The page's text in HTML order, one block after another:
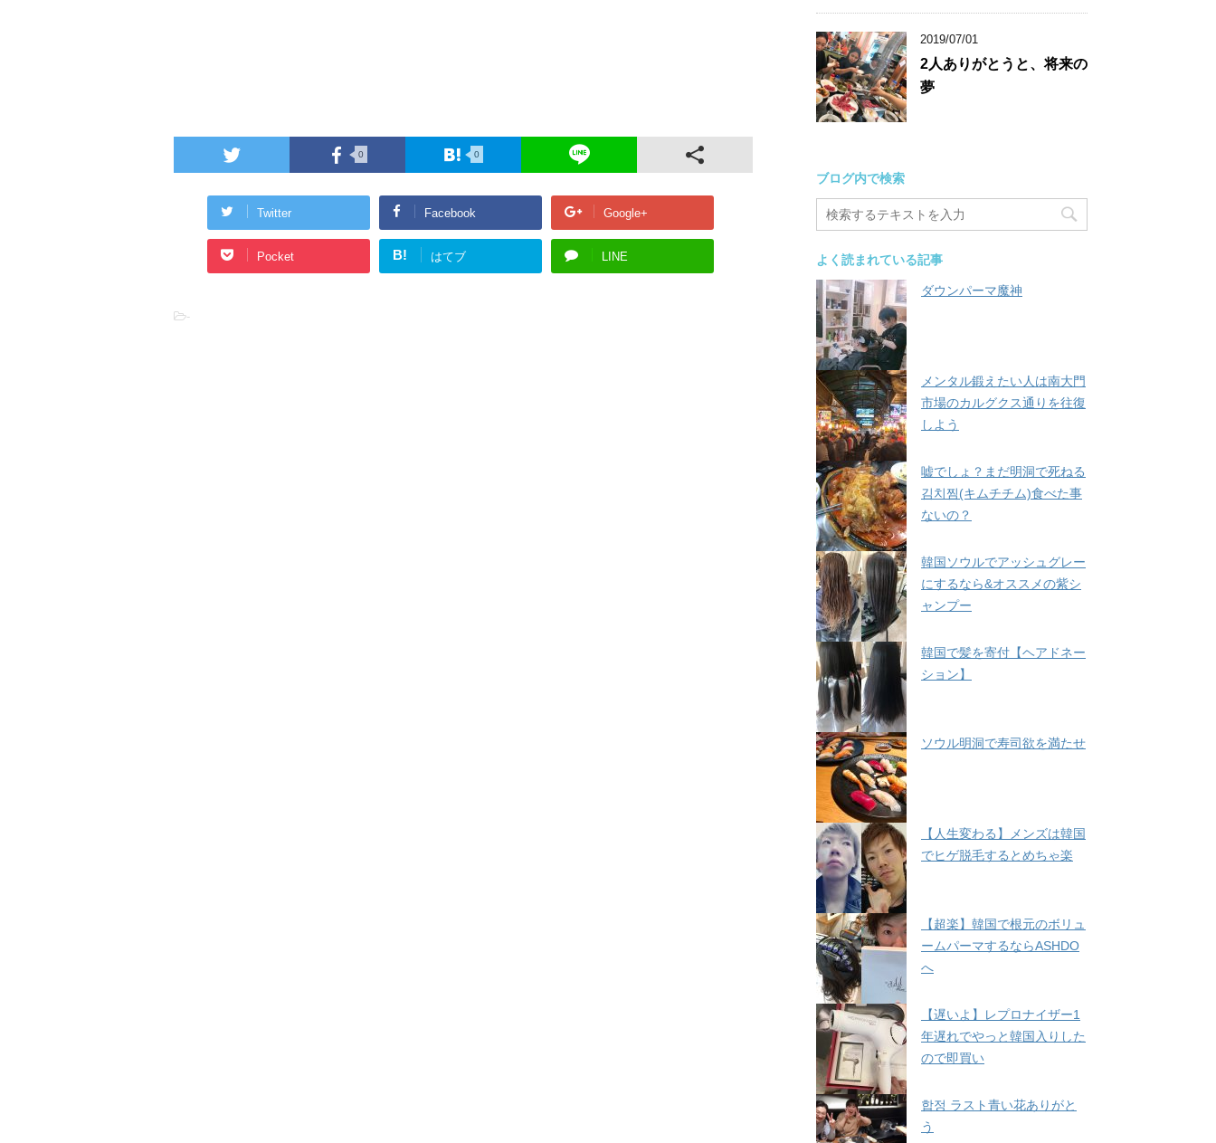
0 0
Twitter Facebook Google+
Pocket B! はてブ LINE
-
2019/07/01
2人ありがとうと、将来の
夢
ブログ内で検索
よく読まれている記事
ダウンパーマ魔神
メンタル鍛えたい人は南大門
市場のカルグクス通りを往復
しよう
嘘でしょ？まだ明洞で死ねる
김치찜(キムチチム)食べた事
ないの？
韓国ソウルでアッシュグレー
にするなら&オススメの紫シ
ャンプー
韓国で髪を寄付【ヘアドネー
ション】
ソウル明洞で寿司欲を満たせ
【人生変わる】メンズは韓国
でヒゲ脱毛するとめちゃ楽
【超楽】韓国で根元のボリュ
ームパーマするならASHDO
へ
【遅いよ】レプロナイザー1
年遅れでやっと韓国入りした
ので即買い
합정 ラスト青い花ありがと
う